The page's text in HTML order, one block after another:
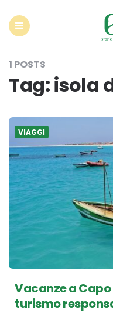
1 POSTS
Tag:isola
VIAGGI
Vacanze a
turismo